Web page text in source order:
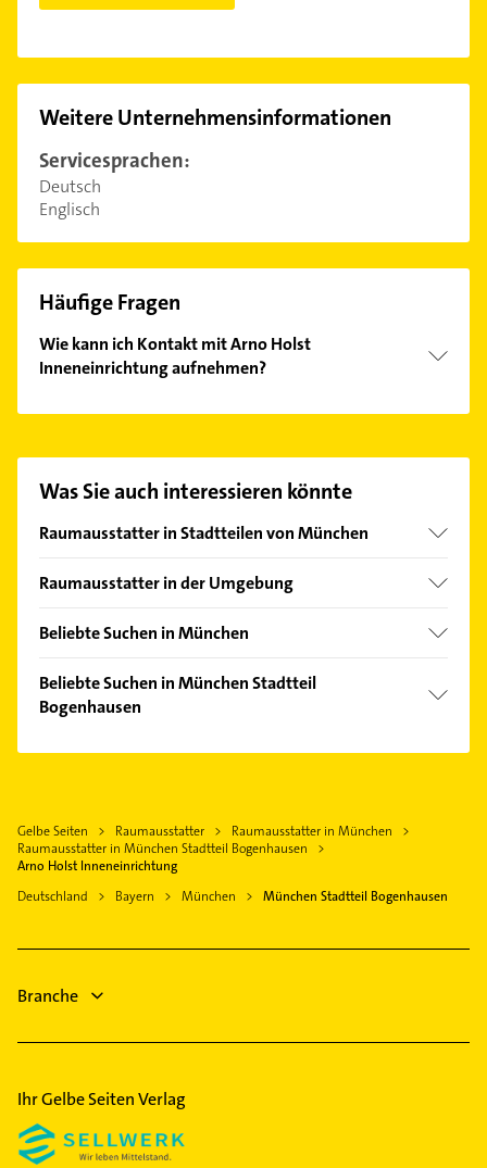
Weitere Unternehmensinformationen
Servicesprachen:
Deutsch
Englisch
Häufige Fragen
Wie kann ich Kontakt mit Arno Holst
Inneneinrichtung aufnehmen?
Hier finden Sie alleKontaktdaten
Was Sie auch interessieren könnte
Raumausstatter in Stadtteilen von München
Altstadt
Aubing
Feldmoching
Hadern
Hasenbergl
Maxvorstadt
Neuhausen
Obergiesing
Perlach
Schwabing-West
Schwanthalerhöhe
Solln
Raumausstatter in der Umgebung
Feldkirchen Kreis München
Ottobrunn
Ismaning
Unterschleißheim
Höhenkirchen-Siegertsbrunn
Finsing
Beliebte Suchen in München
Schreiner
Rohrreinigung
Fensterbauer
Fenster
Immobilienmakler
Beliebte Suchen in München Stadtteil
Bogenhausen
Steuerberater
Bauunternehmen
Phoniatrie
Gebäudereinigung
Gelbe Seiten Raumausstatter
Raumausstatter in München
Raumausstatter in München Stadtteil Bogenhausen
Arno Holst Inneneinrichtung
Deutschland
Bayern München München Stadtteil Bogenhausen
Branche
Ihr Gelbe Seiten Verlag